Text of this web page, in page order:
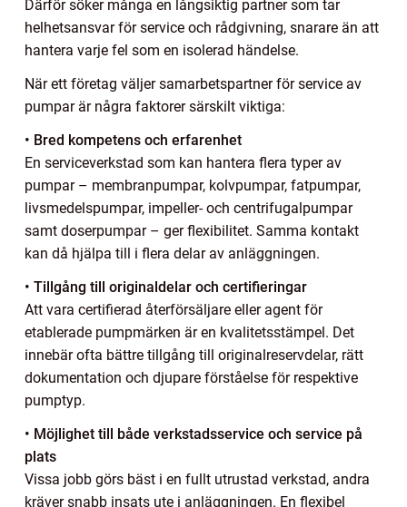
Därför söker många en långsiktig partner som tar
helhetsansvar för service och rådgivning, snarare än att
hantera varje fel som en isolerad händelse.
När ett företag väljer samarbetspartner för service av
pumpar är några faktorer särskilt viktiga:
• Bred kompetens och erfarenhet
En serviceverkstad som kan hantera flera typer av
pumpar – membranpumpar, kolvpumpar, fatpumpar,
livsmedelspumpar, impeller- och centrifugalpumpar
samt doserpumpar – ger flexibilitet. Samma kontakt
kan då hjälpa till i flera delar av anläggningen.
• Tillgång till originaldelar och certifieringar
Att vara certifierad återförsäljare eller agent för
etablerade pumpmärken är en kvalitetsstämpel. Det
innebär ofta bättre tillgång till originalreservdelar, rätt
dokumentation och djupare förståelse för respektive
pumptyp.
• Möjlighet till både verkstadsservice och service på
plats
Vissa jobb görs bäst i en fullt utrustad verkstad, andra
kräver snabb insats ute i anläggningen. En flexibel